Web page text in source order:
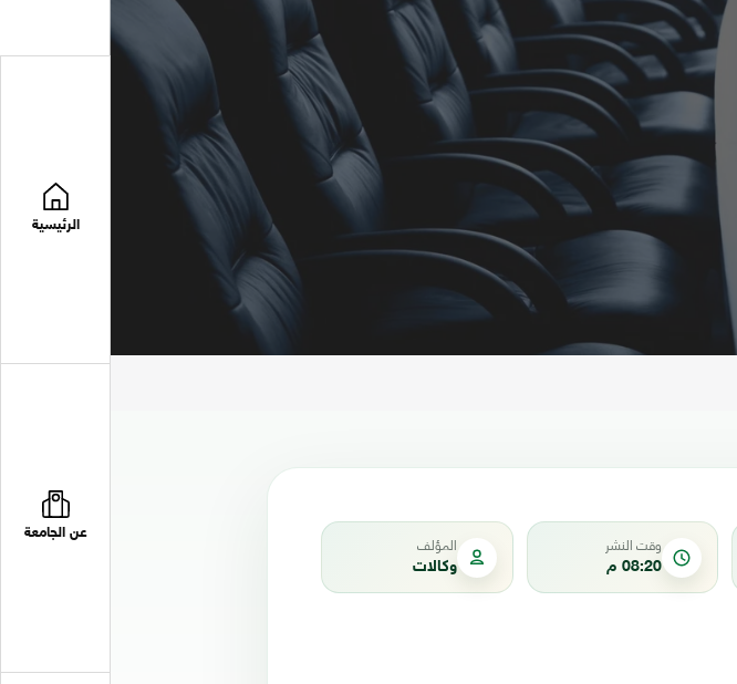
الرئيسية
عن الجامعة وقت النشر
08:20 م
المؤلف
وكالات